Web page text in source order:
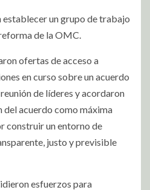
establecer un grupo de trabajo
de la OMC.
ofertas de acceso a
en curso sobre un acuerdo
de líderes y acordaron
acuerdo como máxima
construir un entorno de
justo y previsible
esfuerzos para